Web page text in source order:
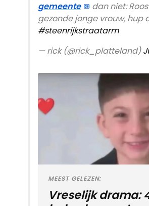
gemeente
dan niet:
gezonde jonge vrouw, hup
#steenrijkstraatarm
— rick (@rick_platteland)
MEEST GELEZEN:
Vreselijk drama: